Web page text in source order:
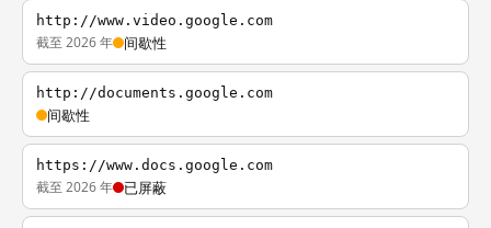
http://www.video.google.com
截至 2026 年 间歇性
http://documents.google.com
间歇性
https://www.docs.google.com
截至 2026 年 已屏蔽